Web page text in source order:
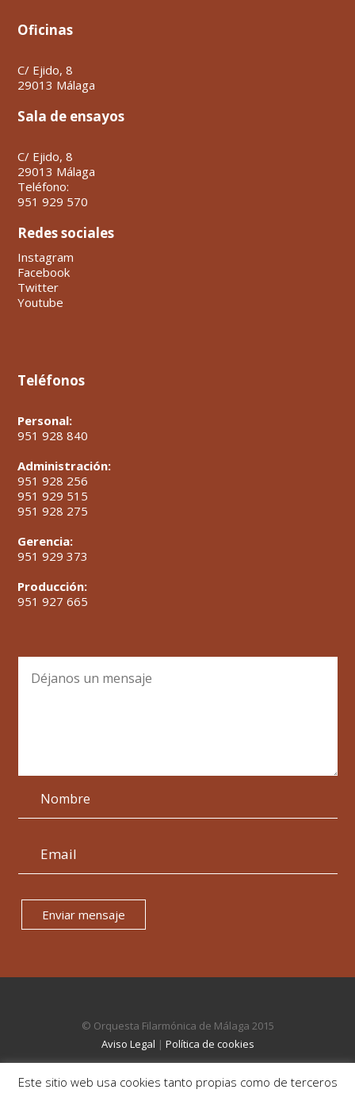
Oficinas
C/ Ejido, 8
29013 Málaga
Sala de ensayos
C/ Ejido, 8
29013 Málaga
Teléfono:
951 929 570
Redes sociales
Instagram
Facebook
Twitter
Youtube
Teléfonos
Personal:
951 928 840
Administración:
951 928 256
951 929 515
951 928 275
Gerencia:
951 929 373
Producción:
951 927 665
Enviar mensaje
© Orquesta Filarmónica de Málaga 2015
Aviso Legal | Política de cookies
Este sitio web usa cookies tanto propias como de terceros